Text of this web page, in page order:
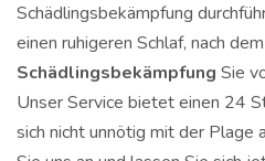
Schädlingsbekämpfung
einen ruhigeren Schlaf, nach
Schädlingsbekämpfung Sie
Unser Service bietet einen 24
sich nicht unnötig mit der Plage